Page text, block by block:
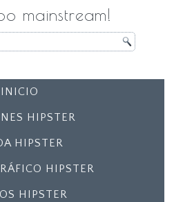
mainstream!
INICIO
HIPSTER
HIPSTER
HIPSTER
HIPSTER